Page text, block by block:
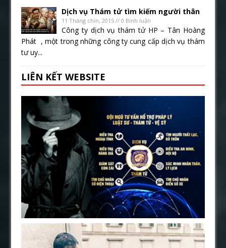
Dịch vụ Thám tử tìm kiếm người thân
11 Tháng chín, 2015 // 0 Bình luận
Công ty dịch vụ thám tử HP – Tân Hoàng
Phát , một trong những công ty cung cấp dịch vụ thám
tư uy...
LIÊN KẾT WEBSITE